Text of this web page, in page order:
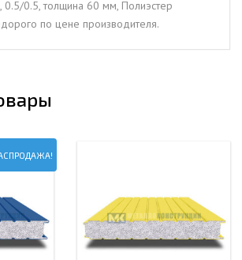
0.5, толщина 60 мм, Полиэстер
по цене производителя.